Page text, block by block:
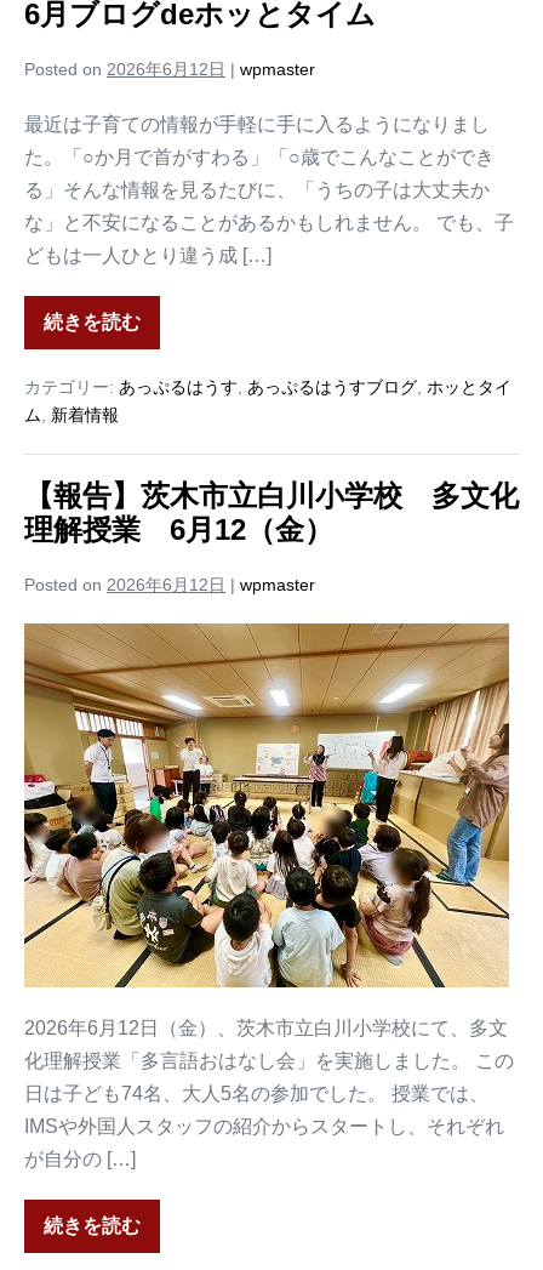
6月ブログdeホッとタイム
Posted on 2026年6月12日 | wpmaster
最近は子育ての情報が手軽に手に入るようになりまし
た。「○か月で首がすわる」「○歳でこんなことができ
る」そんな情報を見るたびに、「うちの子は大丈夫か
な」と不安になることがあるかもしれません。 でも、子
どもは一人ひとり違う成 […]
続きを読む
カテゴリー: あっぷるはうす, あっぷるはうすブログ, ホッとタイ
ム, 新着情報
【報告】茨木市立白川小学校 多文化
理解授業 6月12（金）
Posted on 2026年6月12日 | wpmaster
2026年6月12日（金）、茨木市立白川小学校にて、多文
化理解授業「多言語おはなし会」を実施しました。 この
日は子ども74名、大人5名の参加でした。 授業では、
IMSや外国人スタッフの紹介からスタートし、それぞれ
が自分の […]
続きを読む